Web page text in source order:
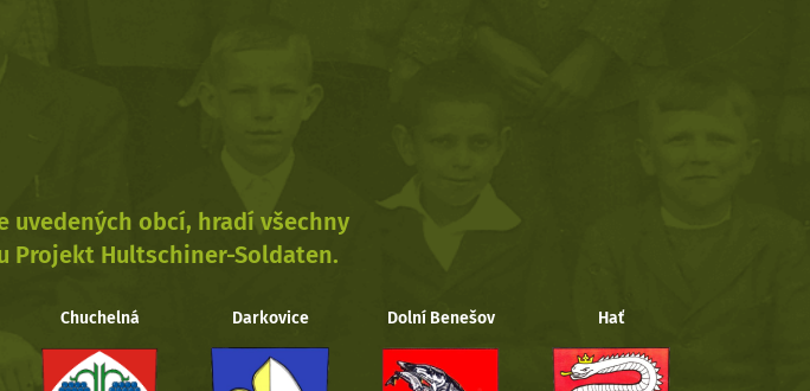
uvedených obcí, hradí všechny
Projekt Hultschiner-Soldaten.
Chuchelná Darkovice Dolní Benešov Hať